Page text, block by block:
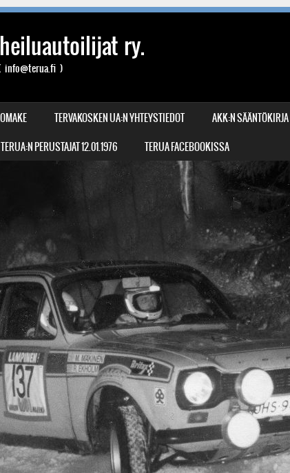
ry.
info@terua.fi )
TERVAKOSKEN UA:N YHTEYSTIEDOT AKK:N SÄÄNTÖKIRJA
TERUA:N PERUSTAJAT 12.01.1976 TERUA FACEBOOKISSA